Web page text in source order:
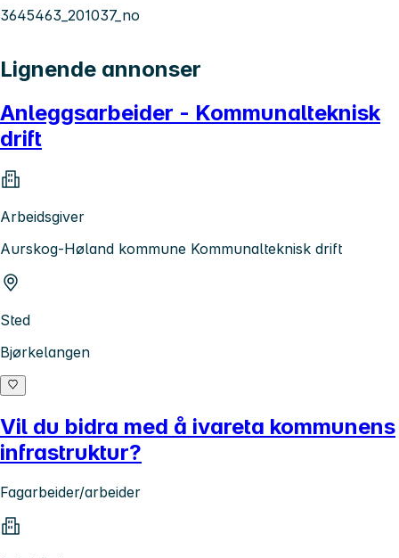
3645463_201037_no
Lignende annonser
Anleggsarbeider - Kommunalteknisk
drift
Arbeidsgiver
Aurskog-Høland kommune Kommunalteknisk drift
Sted
Bjørkelangen
Vil du bidra med å ivareta kommunens
infrastruktur?
Fagarbeider/arbeider